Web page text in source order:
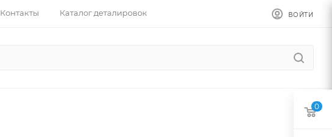
Контакты Каталог деталировок ВОЙТИ
0